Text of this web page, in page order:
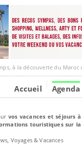
du Maroc des routes
Accueil Agenda
vos vacances et séjours à
touristiques sur la
Voyages & Vacances